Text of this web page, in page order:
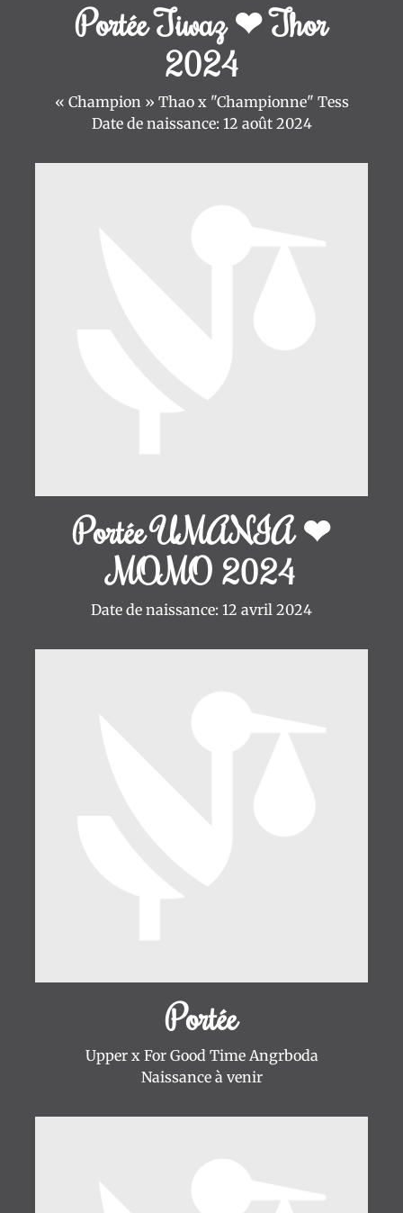
Portée Tiwaz ❤ Thor
2024
« Champion » Thao x "Championne" Tess
Date de naissance: 12 août 2024
Portée UMANIA ❤
MOMO 2024
Date de naissance: 12 avril 2024
Portée
Upper x For Good Time Angrboda
Naissance à venir